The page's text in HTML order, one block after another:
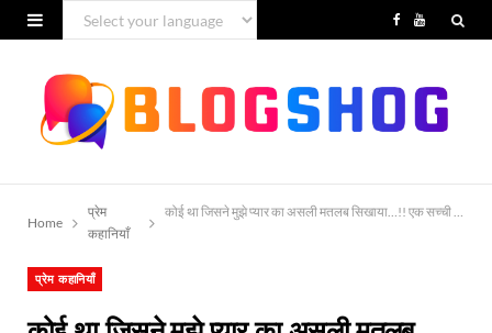
c
o
Y
u
b
Home
प्रेम
कहानियाँ
प्रेम कहानियाँ